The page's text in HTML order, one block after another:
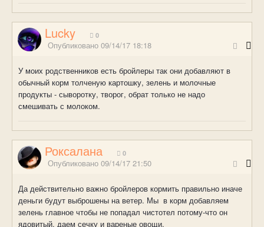
Lucky 0
Опубликовано 09/14/17 18:18
У моих родственников есть бройлеры так они добавляют в
обычный корм толченую картошку, зелень и молочные
продукты - сыворотку, творог, обрат только не надо
смешивать с молоком.
Роксалана 0
Опубликовано 09/14/17 21:50
Да действительно важно бройлеров кормить правильно иначе
деньги будут выброшены на ветер. Мы в корм добавляем
зелень главное чтобы не попадал чистотел потому-что он
ядовитый, даем сечку и вареные овощи.